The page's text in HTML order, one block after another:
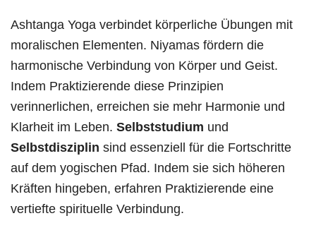
Ashtanga Yoga verbindet körperliche Übungen mit
moralischen Elementen. Niyamas fördern die
harmonische Verbindung von Körper und Geist.
Indem Praktizierende diese Prinzipien
verinnerlichen, erreichen sie mehr Harmonie und
Klarheit im Leben. Selbststudium und
Selbstdisziplin sind essenziell für die Fortschritte
auf dem yogischen Pfad. Indem sie sich höheren
Kräften hingeben, erfahren Praktizierende eine
vertiefte spirituelle Verbindung.